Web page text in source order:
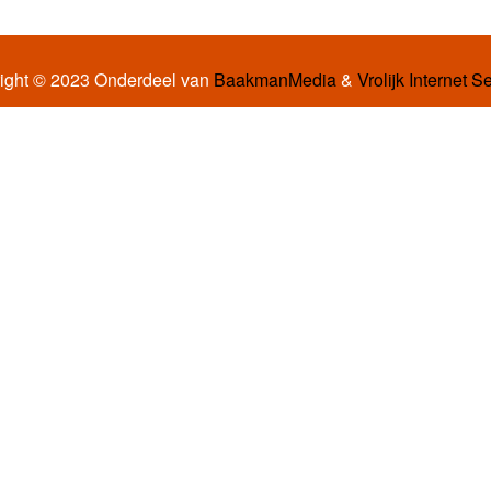
© 2023 Onderdeel van BaakmanMedia& Vrolijk Internet